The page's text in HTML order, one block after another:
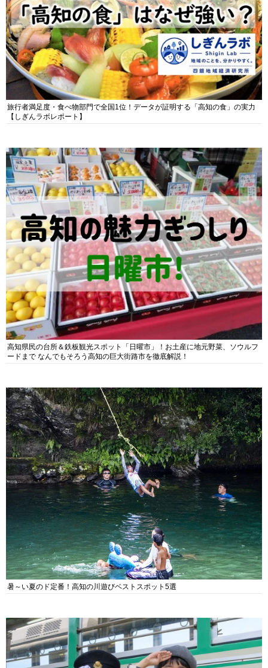
旅行者満足度・食べ物部門で全国1位！データが証明する「高知の食」の実力
【しぎんラボレポート】
高知県民の台所＆鉄板観光スポット「日曜市」！お土産に地元野菜、ソウルフ
ードまで なんでもそろう高知の巨大街路市を徹底解説！
暑～い夏のド定番！高知の川遊びベストスポット5選